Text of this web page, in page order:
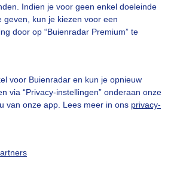
Indien je voor geen enkel doeleinde
geven, kun je kiezen voor een
door op “Buienradar Premium” te
voor Buienradar en kun je opnieuw
via “Privacy-instellingen” onderaan onze
van onze app. Lees meer in ons privacy-